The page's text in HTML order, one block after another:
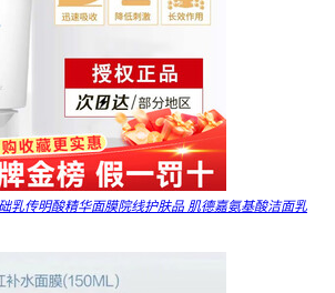
乳传明酸精华面膜院线护肤品 肌德嘉氨基酸洁面乳